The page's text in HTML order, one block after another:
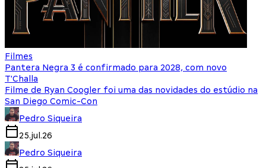
Filmes
Pantera Negra 3 é confirmado para 2028, com novo
T'Challa
Filme de Ryan Coogler foi uma das novidades do estúdio na
San Diego Comic-Con
Pedro Siqueira
25.jul.26
Pedro Siqueira